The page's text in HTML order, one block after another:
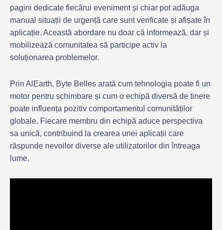
pagini dedicate fiecărui eveniment și chiar pot adăuga
manual situații de urgență care sunt verificate și afișate în
aplicație. Această abordare nu doar că informează, dar și
mobilizează comunitatea să participe activ la
soluționarea problemelor.
Prin AlEarth, Byte Belles arată cum tehnologia poate fi un
motor pentru schimbare și cum o echipă diversă de tinere
poate influența pozitiv comportamentul comunităților
globale. Fiecare membru din echipă aduce perspectiva
sa unică, contribuind la crearea unei aplicații care
răspunde nevoilor diverse ale utilizatorilor din întreaga
lume.